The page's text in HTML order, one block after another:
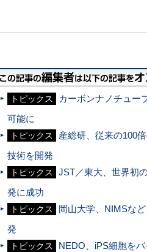
トピックス
カーボンナノチュー
可能に
トピックス
産総研、従来の100
技術を開発
トピックス
JST／東大、世界初
発に成功
トピックス
岡山大学、NIMSな
発
トピックス
NEDO、iPS細胞を